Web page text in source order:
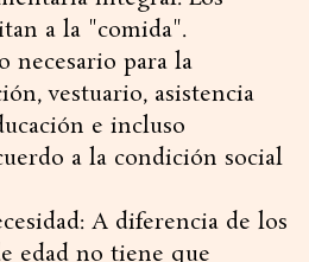
a la "comida".
necesario para la
vestuario, asistencia
e incluso
a la condición social
A diferencia de los
edad no tiene que